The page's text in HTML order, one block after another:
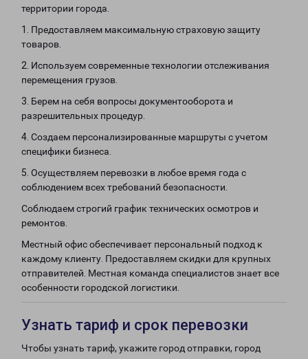
территории города.
1. Предоставляем максимальную страховую защиту
товаров.
2. Используем современные технологии отслеживания
перемещения грузов.
3. Берем на себя вопросы документооборота и
разрешительных процедур.
4. Создаем персонализированные маршруты с учетом
специфики бизнеса.
5. Осуществляем перевозки в любое время года с
соблюдением всех требований безопасности.
Соблюдаем строгий график технических осмотров и
ремонтов.
Местный офис обеспечивает персональный подход к
каждому клиенту. Предоставляем скидки для крупных
отправителей. Местная команда специалистов знает все
особенности городской логистики.
Узнать тариф и срок перевозки
Чтобы узнать тариф, укажите город отправки, город